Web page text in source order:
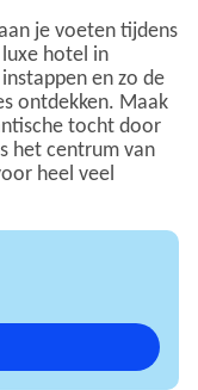
je voeten tijdens
hotel in
en zo de
ontdekken. Maak
tocht door
het centrum van
heel veel